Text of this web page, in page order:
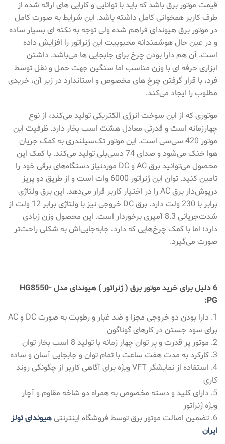
قیمت موتور برق باشد که باید با توانایی و کارایی های ارائه شده از
طرف کاربر همخوانی کامل داشته باشد. این شرایط به صورت کامل
در موتور برق هیوندای فراهم شده ولی توجه به نکته ای بسیار ساده
و در عین حال هوشمندانه محبوبیت این ژنراتور را افزایش داده
است. آن هم دارا بودن چرخ برای جابجایی ها می‌باشد. داشتن
ابزاری حرفه ای با وزن مناسب اما سنگین جهت حمل و نقل توسط
فرد، با قرار گرفتن چرخ های مخصوص و استاندارد در زیر آن، خریدی
مطلوب را ایجاد می‌کند.
موتوری که از این سوخت انرژی الکتریکی تولید می‌کند، از نوع
چهارزمانه است و قدرتی معادل هشت اسب بخار دارد. ظرفیت این
موتور 420 سی‌سی است. این موتور تک‌سیلندری به کمک جریان
هوا خنک می‌شود و صدای 74 دسی‌بلی تولید می‌کند. با کمک این
محصول می‌توانید برق AC و DC موردنیاز دستگاه‌های برقی خود را
تامین کنید. توان این ژنراتور 6000 وات است و از طریق دو پریز
درپوش‌دار برق AC را در اختیار کاربر قرار می‌دهد. این برق ولتاژی
برابر با 230 ولت دارد. برق DC خروجی نیز با ولتاژی برابر 12 ولت از
شدت‌جریانی 8.3 آمپری برخوردار است. این محصول وزن زیادی
دارد؛ اما با کمک چرخ‌هایی که دارد، جابه‌جایی‌اش به شکلی راحت‌تر
صورت می‌گیرد.
6 دلیل برای خرید موتور برق ( ژنراتور ) هیوندای مدل HG8550-
PG:
1. دارا بودن دو خروجی مجزا و ضد غبار و رطوبت به صورت DC و AC
برای سود جستن در کارهای گوناگون
2. موتور پر قدرت و پر توان چهار زمانه با تولید 8 اسب بخار توان
3. کارکرد به مدت هفت ساعت با تمام توان و جابجایی آسان و ساده
4. استفاده از نمایشگر VFT ویژه برای آگاهی کاربر از چگونگی روند
کاری
5. دارای کلید و دسته مخصوص به همراه دو شاخه مقاوم و آچار
ویژه ژنراتور
6. تضمین اصالت موتور برق توسط فروشگاه اینترنتی
هیوندای تولز
ایران